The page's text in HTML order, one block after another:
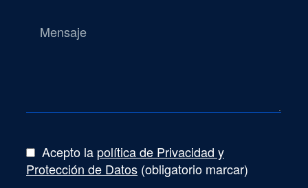
Acepto la política de Privacidad y
Protección de Datos (obligatorio marcar)